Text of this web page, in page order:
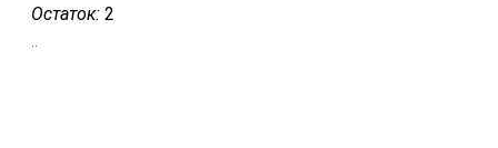
Остаток: 2
..